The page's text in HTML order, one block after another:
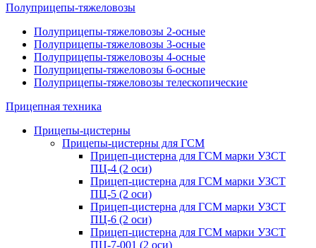
Полуприцепы-тяжеловозы
Полуприцепы-тяжеловозы 2-осные
Полуприцепы-тяжеловозы 3-осные
Полуприцепы-тяжеловозы 4-осные
Полуприцепы-тяжеловозы 6-осные
Полуприцепы-тяжеловозы телескопические
Прицепная техника
Прицепы-цистерны
Прицепы-цистерны для ГСМ
Прицеп-цистерна для ГСМ марки УЗСТ
ПЦ-4 (2 оси)
Прицеп-цистерна для ГСМ марки УЗСТ
ПЦ-5 (2 оси)
Прицеп-цистерна для ГСМ марки УЗСТ
ПЦ-6 (2 оси)
Прицеп-цистерна для ГСМ марки УЗСТ
ПЦ-7-001 (2 оси)